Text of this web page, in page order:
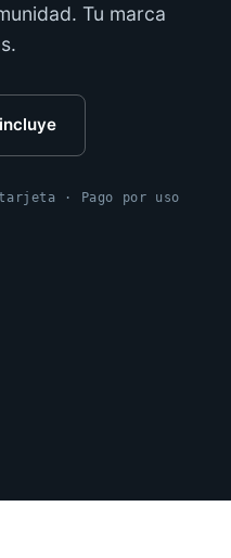
Tu marca
· Pago por uso